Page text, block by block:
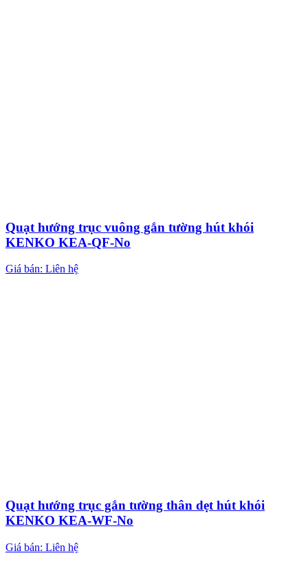
Quạt hướng trục vuông gắn tường hút khói
KENKO KEA-QF-No
Giá bán: Liên hệ
Quạt hướng trục gắn tường thân dẹt hút khói
KENKO KEA-WF-No
Giá bán: Liên hệ